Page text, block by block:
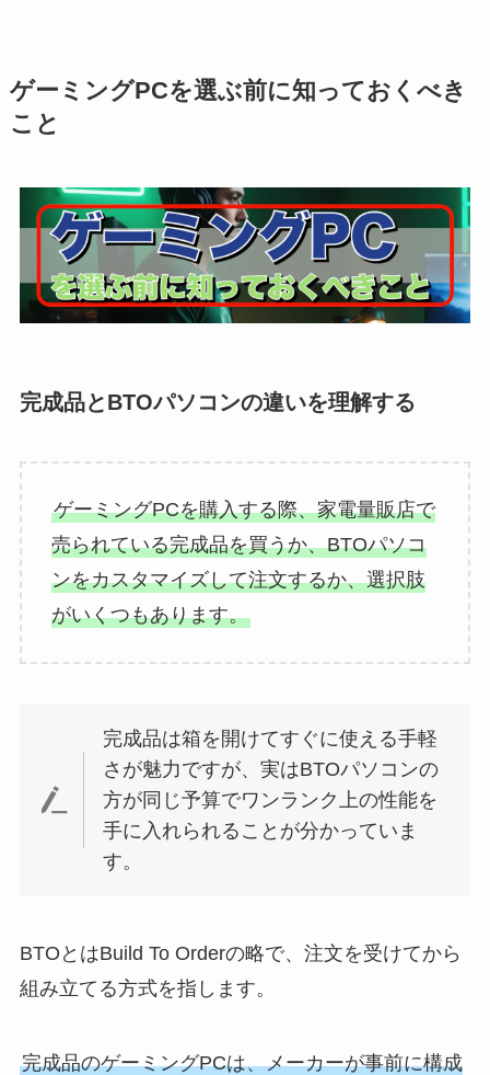
ゲーミングPCを選ぶ前に知っておくべき
こと
完成品とBTOパソコンの違いを理解する
ゲーミングPCを購入する際、家電量販店で
売られている完成品を買うか、BTOパソコ
ンをカスタマイズして注文するか、選択肢
がいくつもあります。
完成品は箱を開けてすぐに使える手軽
さが魅力ですが、実はBTOパソコンの
方が同じ予算でワンランク上の性能を
手に入れられることが分かっていま
す。
BTOとはBuild To Orderの略で、注文を受けてから
組み立てる方式を指します。
完成品のゲーミングPCは、メーカーが事前に構成